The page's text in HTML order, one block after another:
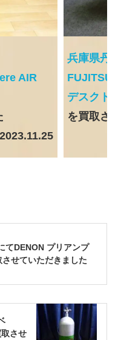
AIR
2023.11.25
兵庫県丹
FUJITSU
デスクト
を買取さ
てDENON プリアンプ
せていただきました
させ